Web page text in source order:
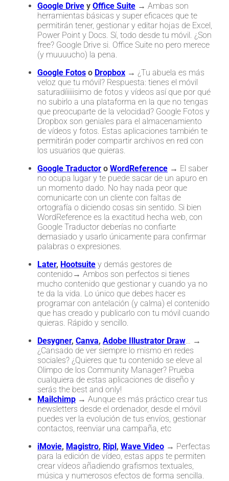
Google Drive y Office Suite → Ambas son
herramientas básicas y super eficaces que te
permitirán tener, gestionar y editar hojas de Excel,
Power Point y Docs. Sí, todo desde tu móvil. ¿Son
free? Google Drive si. Office Suite no pero merece
(y muuuucho) la pena.
Google Fotos o Dropbox → ¿Tu abuela es más
veloz que tu móvil? Respuesta: tienes el móvil
saturadíiiiiisimo de fotos y vídeos así que por qué
no subirlo a una plataforma en la que no tengas
que preocuparte de la velocidad? Google Fotos y
Dropbox son geniales para el almacenamiento
de vídeos y fotos. Estas aplicaciones también te
permitirán poder compartir archivos en red con
los usuarios que quieras.
Google Traductor o WordReference → El saber
no ocupa lugar y te puede sacar de un apuro en
un momento dado. No hay nada peor que
comunicarte con un cliente con faltas de
ortografía o diciendo cosas sin sentido. Si bien
WordReference es la exactitud hecha web, con
Google Traductor deberías no confiarte
demasiado y usarlo únicamente para confirmar
palabras o expresiones.
Later, Hootsuite y demás gestores de
contenido→ Ambos son perfectos si tienes
mucho contenido que gestionar y cuando ya no
te da la vida. Lo único que debes hacer es
programar con antelación (y calma) el contenido
que has creado y publicarlo con tu móvil cuando
quieras. Rápido y sencillo.
Desygner, Canva, Adobe Illustrator Draw… →
¿Cansado de ver siempre lo mismo en redes
sociales? ¿Quieres que tu contenido se eleve al
Olimpo de los Community Manager? Prueba
cualquiera de estas aplicaciones de diseño y
serás the best and only!
Mailchimp → Aunque es más práctico crear tus
newsletters desde el ordenador, desde el móvil
puedes ver la evolución de tus envíos, gestionar
contactos, reenviar una campaña, etc
iMovie, Magistro, Ripl, Wave Video → Perfectas
para la edición de vídeo, estas apps te permiten
crear vídeos añadiendo grafismos textuales,
música y numerosos efectos de forma sencilla.